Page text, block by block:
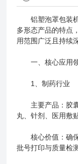
铝塑泡罩包装机
多形态产品的特点
用范围广泛且持续
一、核心应用
‌1、制药行业‌
主要产品‌：胶囊
丸、针剂、医用敷
核心价值‌：确保
批号打印与质量检